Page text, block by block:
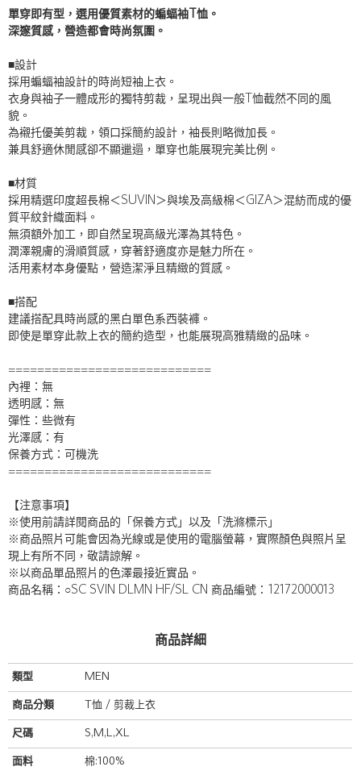
單穿即有型，選用優質素材的蝙蝠袖T恤。
深邃質感，營造都會時尚氛圍。
■設計
採用蝙蝠袖設計的時尚短袖上衣。
衣身與袖子一體成形的獨特剪裁，呈現出與一般T恤截然不同的風
貌。
為襯托優美剪裁，領口採簡約設計，袖長則略微加長。
兼具舒適休閒感卻不顯邋遢，單穿也能展現完美比例。
■材質
採用精選印度超長棉＜SUVIN＞與埃及高級棉＜GIZA＞混紡而成的優
質平紋針織面料。
無須額外加工，即自然呈現高級光澤為其特色。
潤澤親膚的滑順質感，穿著舒適度亦是魅力所在。
活用素材本身優點，營造潔淨且精緻的質感。
■搭配
建議搭配具時尚感的黑白單色系西裝褲。
即使是單穿此款上衣的簡約造型，也能展現高雅精緻的品味。
============================
內裡：無
透明感：無
彈性：些微有
光澤感：有
保養方式：可機洗
============================
【注意事項】
※使用前請詳閱商品的「保養方式」以及「洗滌標示」
※商品照片可能會因為光線或是使用的電腦螢幕，實際顏色與照片呈
現上有所不同，敬請諒解。
※以商品單品照片的色澤最接近實品。
商品名稱：○SC SVIN DLMN HF/SL CN 商品編號：12172000013
商品詳細
類型 MEN
商品分類 T恤 / 剪裁上衣
尺碼 S,M,L,XL
面料 棉:100%